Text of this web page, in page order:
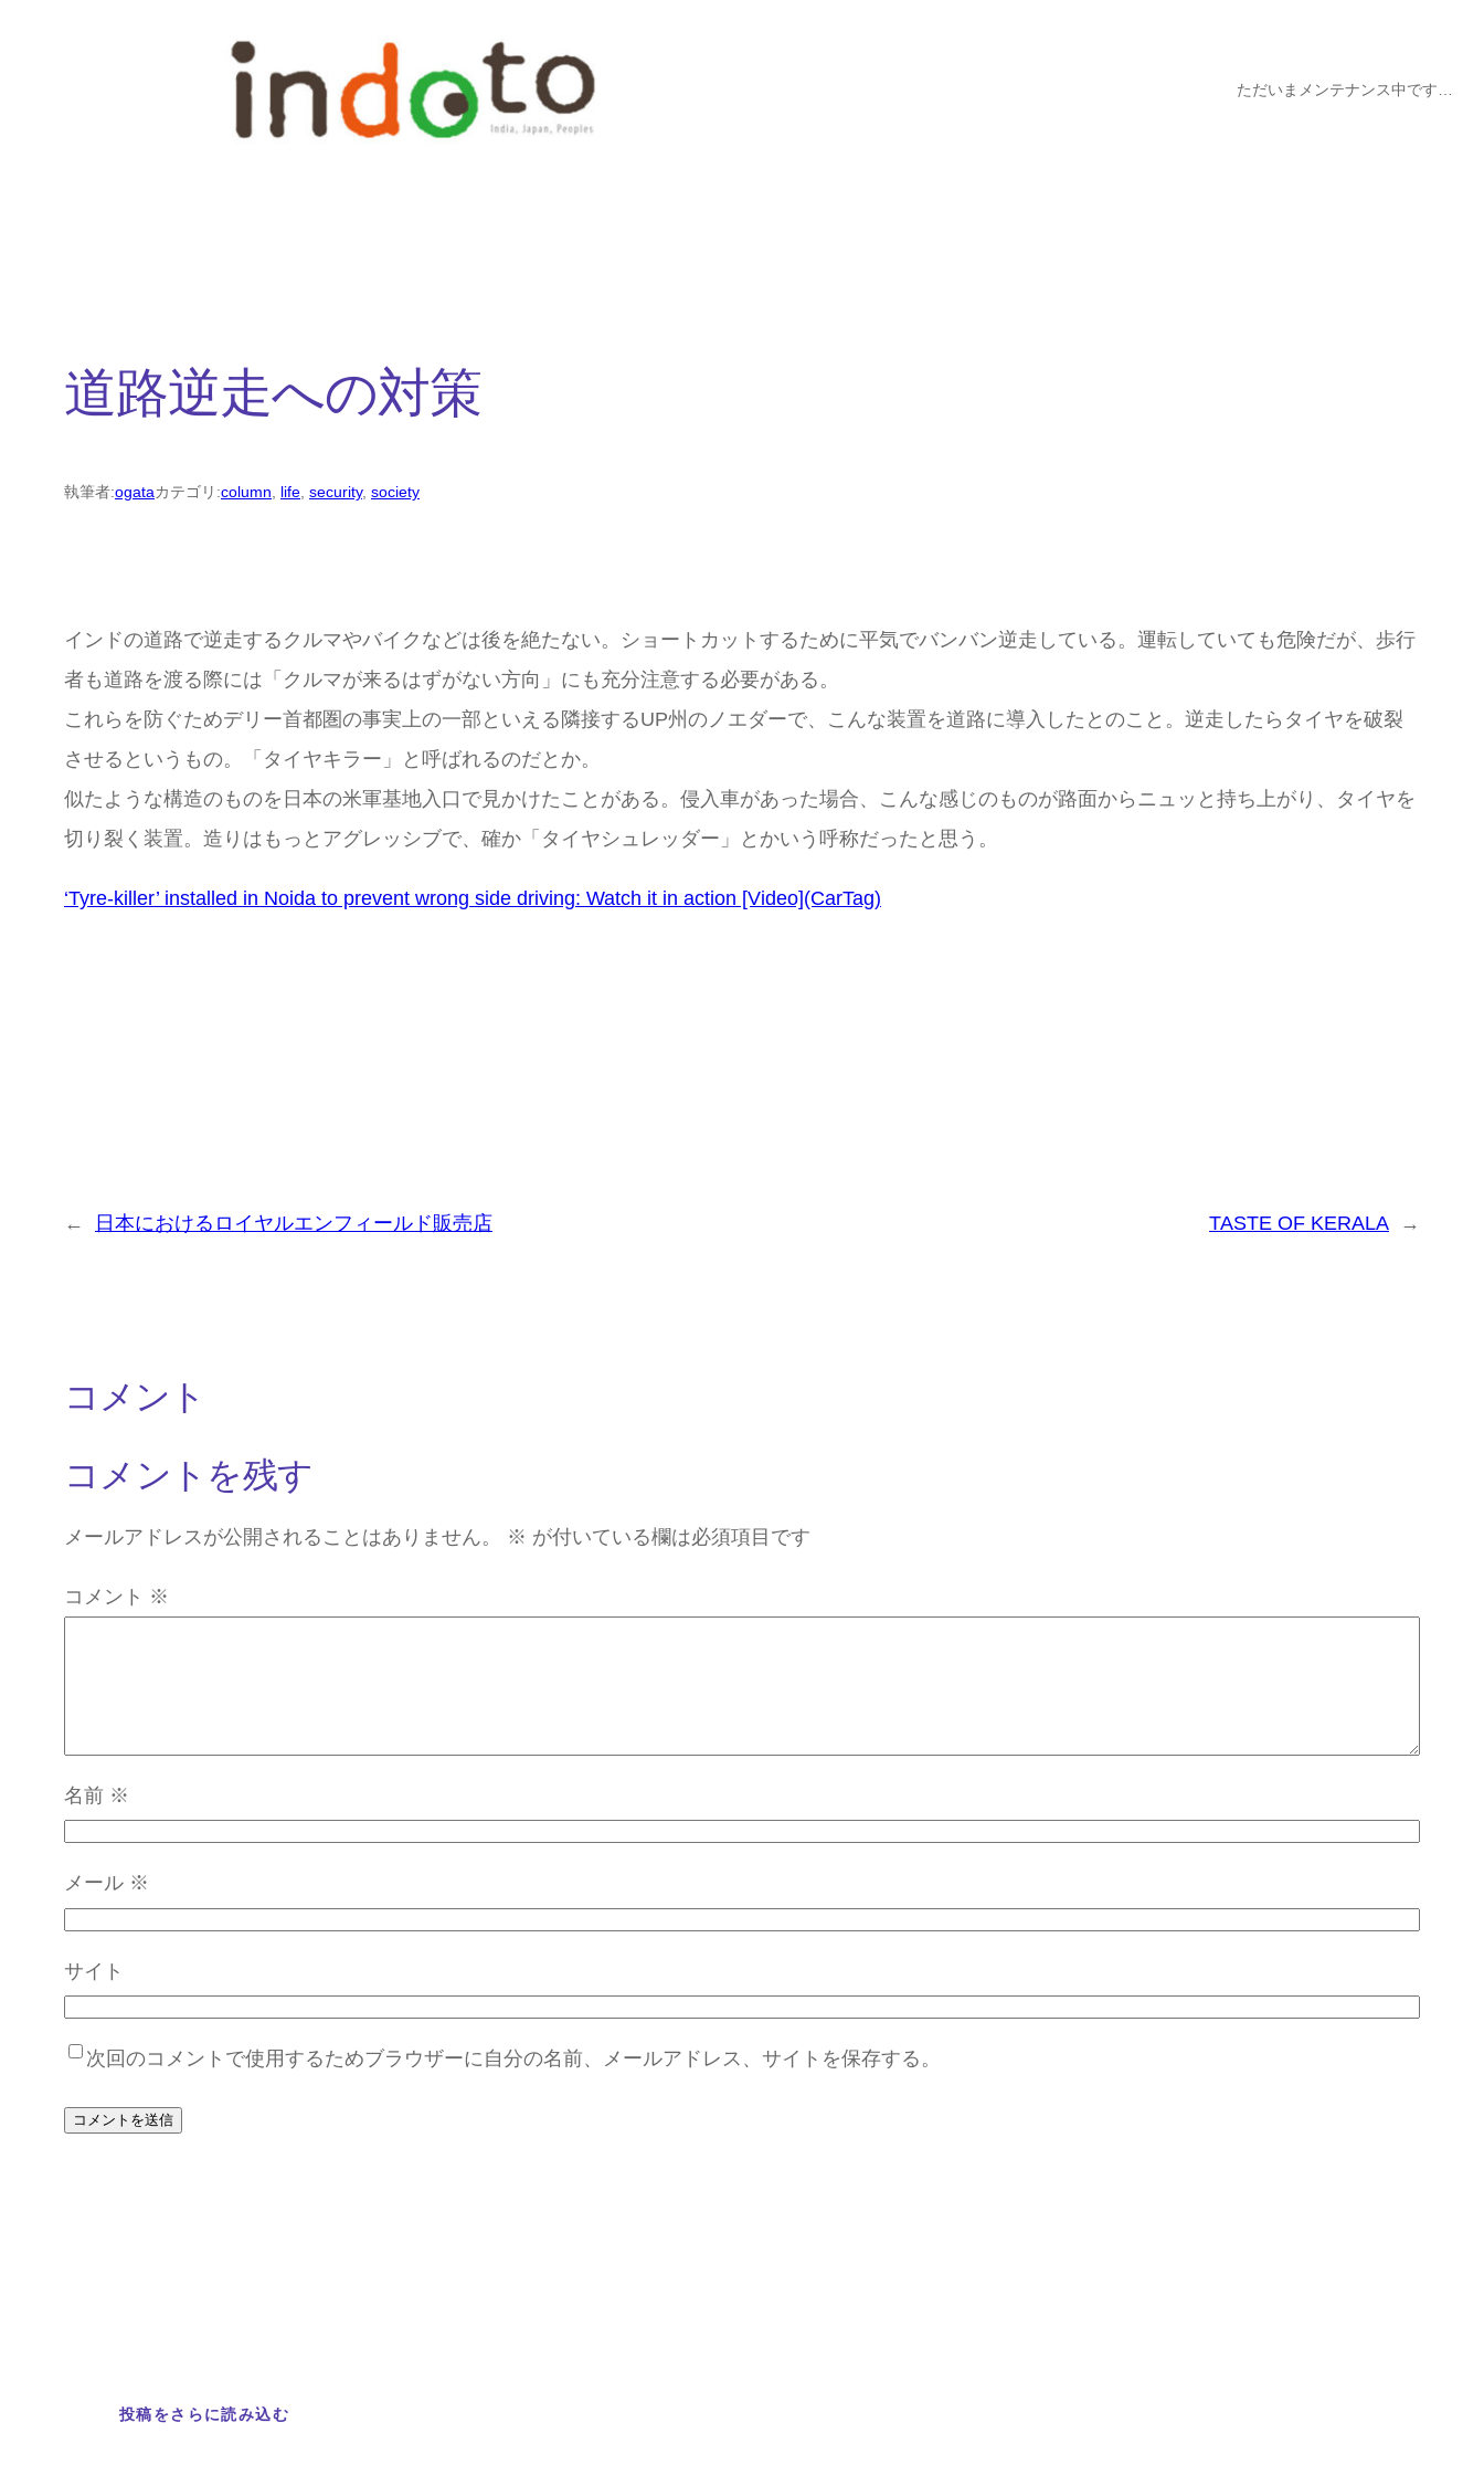
ただいまメンテナンス中です…
道路逆走への対策
執筆者:ogataカテゴリ:column life security, society
インドの道路で逆走するクルマやバイクなどは後を絶たない。ショートカットするために平気でバンバン逆走している。運転していても危険だが、歩行
者も道路を渡る際には「クルマが来るはずがない方向」にも充分注意する必要がある。
これらを防ぐためデリー首都圏の事実上の一部といえる隣接するUP州のノエダーで、こんな装置を道路に導入したとのこと。逆走したらタイヤを破裂
させるというもの。「タイヤキラー」と呼ばれるのだとか。
似たような構造のものを日本の米軍基地入口で見かけたことがある。侵入車があった場合、こんな感じのものが路面からニュッと持ち上がり、タイヤを
切り裂く装置。造りはもっとアグレッシブで、確か「タイヤシュレッダー」とかいう呼称だったと思う。
‘Tyre-killer’ installed in Noida to prevent wrong side driving: Watch it in action [Video](CarTag)
← 日本におけるロイヤルエンフィールド販売店 TASTE OF KERALA →
コメント
コメントを残す
メールアドレスが公開されることはありません。 ※ が付いている欄は必須項目です
コメント ※
名前 ※
メール ※
サイト
次回のコメントで使用するためブラウザーに自分の名前、メールアドレス、サイトを保存する。
投稿をさらに読み込む